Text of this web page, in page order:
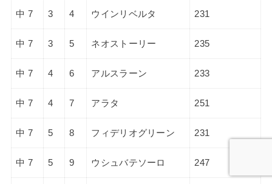
中 7 3 4 ウインリベルタ 231
中 7 3 5 ネオストーリー 235
中 7 4 6 アルスラーン 233
中 7 4 7 アラタ 251
中 7 5 8 フィデリオグリーン 231
中 7 5 9 ウシュバテソーロ 247